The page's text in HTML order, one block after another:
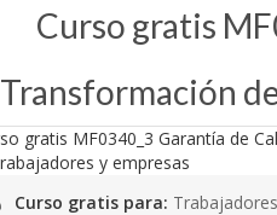
Curso gratis
Transformación
Curso gratis para: